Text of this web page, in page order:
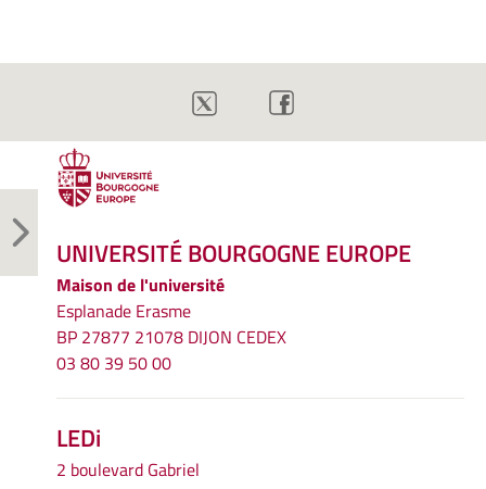
UNIVERSITÉ BOURGOGNE EUROPE
Maison de l'université
Esplanade Erasme
BP 27877 21078 DIJON CEDEX
03 80 39 50 00
LEDi
2 boulevard Gabriel